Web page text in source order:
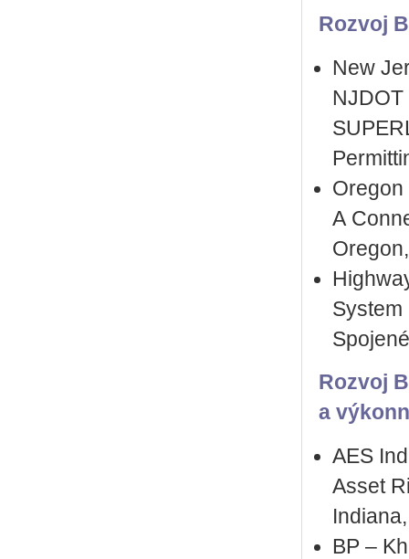
Rozvoj
New
Oregon
A
System
Rozvoj
a
AES
Asset
BP –